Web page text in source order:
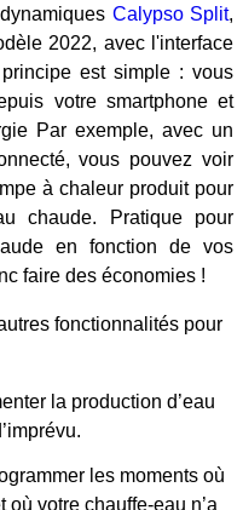
Calypso Split,
2022, avec l'interface
est simple : vous
votre smartphone et
Par exemple, avec un
vous pouvez voir
à chaleur produit pour
chaude. Pratique pour
en fonction de vos
faire des économies !
fonctionnalités pour
la production d’eau
les moments où
où votre chauffe-eau n’a